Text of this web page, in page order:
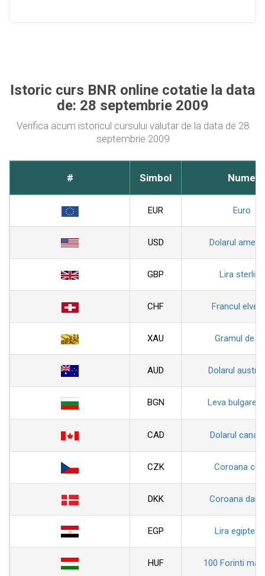
Istoric curs BNR online cotatie la data
de: 28 septembrie 2009
Verifica acum istoricul cursului valutar de la data de 28
septembrie 2009
# Simbol Nume
EUR Euro
USD Dolarul
GBP Lira sterlina
CHF Francul
XAU Gramul de
AUD Dolarul
BGN Leva
CAD Dolarul
CZK Coroana
DKK Coroana
EGP Lira
HUF 100 Forinti